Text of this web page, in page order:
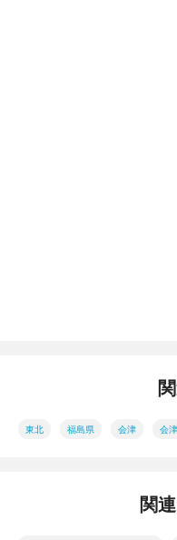
東北 福島県 会津 会
関